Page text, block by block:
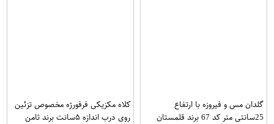
گلدان مس و فیروزه با ارتفاع
25سانتی متر کد 67 برند قلمستان
کلاه مکزیکی فرفورژه مخصوص تزئین
روی درب اندازه ۵سانت برند ثامن